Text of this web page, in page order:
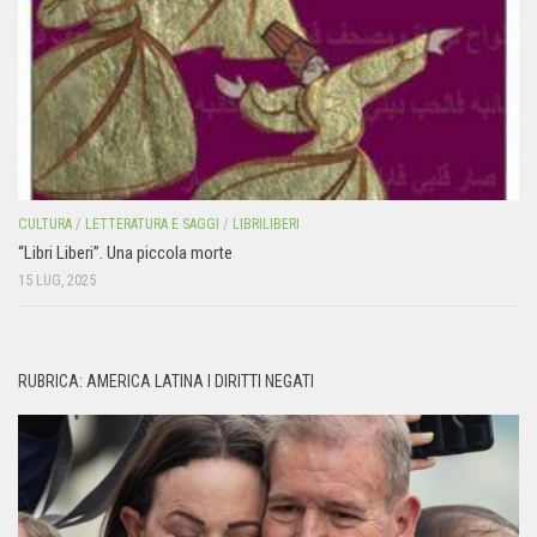
CULTURA / LETTERATURA E SAGGI / LIBRILIBERI
“Libri Liberi”. Una piccola morte
15 LUG, 2025
RUBRICA: AMERICA LATINA I DIRITTI NEGATI